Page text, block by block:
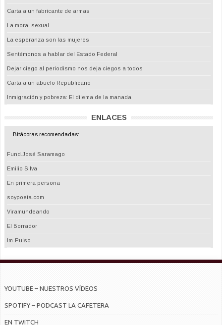
Carta a un fabricante de armas
La moral sexual
La esperanza son las mujeres
Sentémonos a hablar del Estado Federal
Dejar ciego al periodismo nos deja ciegos a todos
Carta a un abuelo Republicano
Inmigración y pobreza: El dilema de la manada
ENLACES
Bitácoras recomendadas:
Fund.José Saramago
Emilio Silva
En primera persona
soypoeta.com
Viramundeando
El Borrador
Im-Pulso
YOUTUBE – NUESTROS VÍDEOS
SPOTIFY – PODCAST LA CAFETERA
EN TWITCH